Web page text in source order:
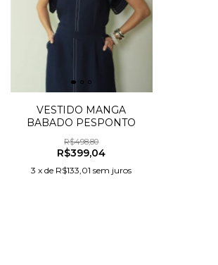
VESTIDO MANGA
BABADO PESPONTO
R$498,80
R$399,04
3 xde R$133,01 sem juros